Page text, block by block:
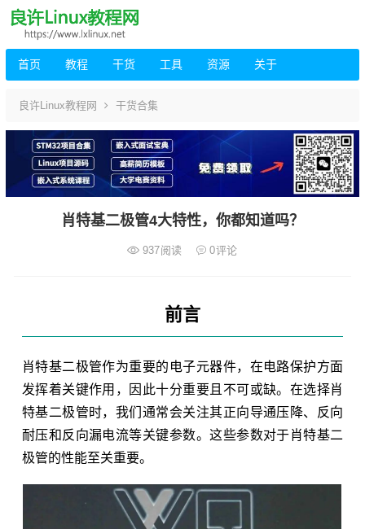
首页 教程 干货 工具 资源 关于
良许Linux教程网 干货合集
肖特基二极管4大特性，你都知道吗？
937阅读 0评论
前言
肖特基二极管作为重要的电子元器件，在电路保护方面
发挥着关键作用，因此十分重要且不可或缺。在选择肖
特基二极管时，我们通常会关注其正向导通压降、反向
耐压和反向漏电流等关键参数。这些参数对于肖特基二
极管的性能至关重要。